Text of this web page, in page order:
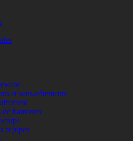
et sous-vêtements
de flamenco
et jupes